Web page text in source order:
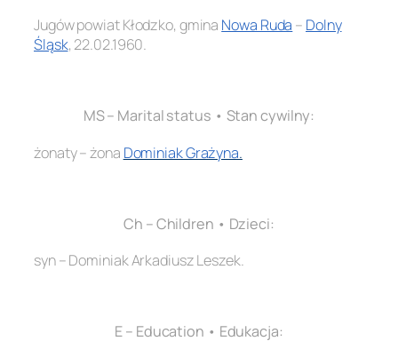
Jugów powiat Kłodzko, gmina Nowa Ruda – Dolny
Śląsk, 22.02.1960.
MS – Marital status • Stan cywilny:
żonaty – żona Dominiak Grażyna.
Ch – Children • Dzieci:
syn – Dominiak Arkadiusz Leszek.
E – Education • Edukacja: